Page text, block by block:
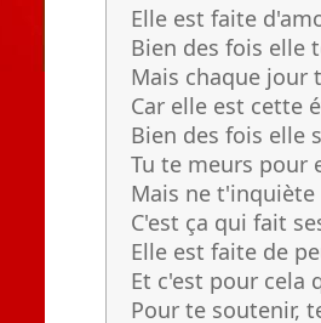
Elle est faite
Bien des fois elle
Mais chaque jour
Car elle est cette
Bien des fois elle
Tu te meurs pour
Mais ne
C'est ça qui fait
Elle est faite de
Et c'est pour cela
Pour te soutenir,